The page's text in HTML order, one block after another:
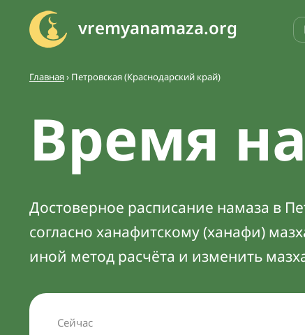
vremyanamaza.org
Главная› Петровская (Краснодарский край)
Время
Достоверное расписание намаза в
согласно ханафитскому (ханафи)
иной метод расчёта и изменить
Сейчас